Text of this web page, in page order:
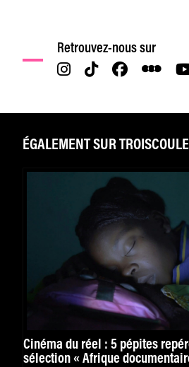
Retrouvez-nous sur
ÉGALEMENT SUR
Cinéma du réel : 5 pépites
sélection « Afrique